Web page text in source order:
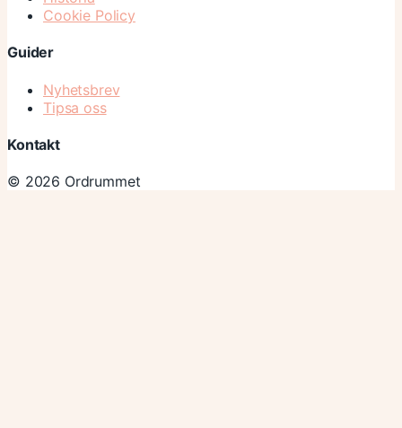
Cookie Policy
Guider
Nyhetsbrev
Tipsa oss
Kontakt
© 2026 Ordrummet